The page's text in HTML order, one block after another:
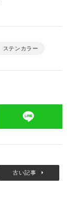
ステンカラー
古い記事